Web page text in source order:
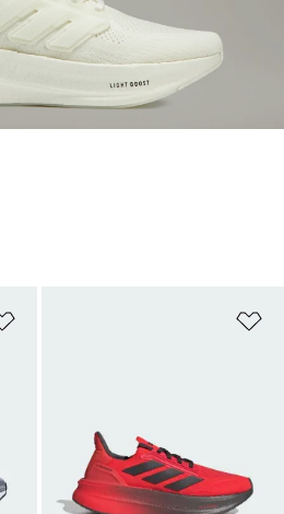
Προσθήκη στη Λίστα Επιθυμιών